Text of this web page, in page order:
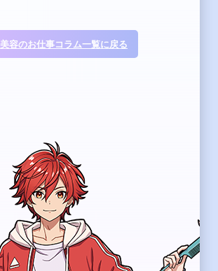
美容のお仕事コラム一覧に戻る